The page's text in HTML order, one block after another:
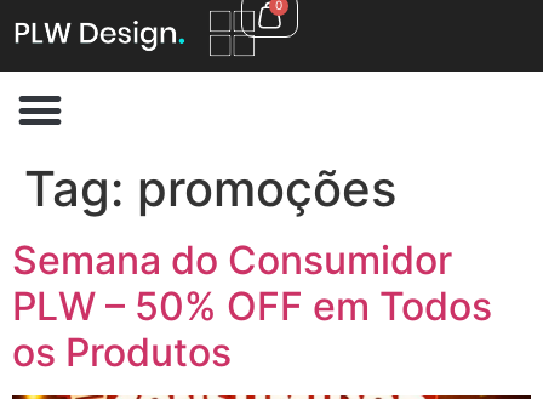
0
Tag: promoções
Semana do Consumidor
PLW – 50% OFF em Todos
os Produtos